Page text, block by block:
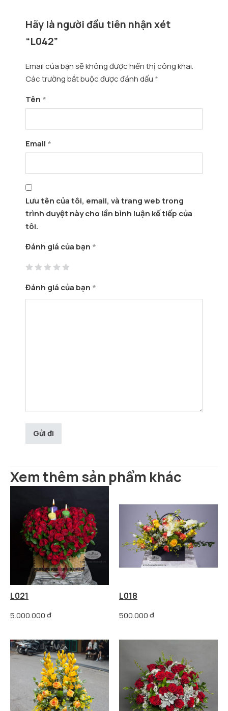
Hãy là người đầu tiên nhận xét
“L042”
Email của bạn sẽ không được hiển thị công khai.
Các trường bắt buộc được đánh dấu *
Tên *
Email *
Lưu tên của tôi, email, và trang web trong
trình duyệt này cho lần bình luận kế tiếp của
tôi.
Đánh giá của bạn *
Đánh giá của bạn *
Xem thêm sản phẩm khác
L021
5.000.000₫
L018
500.000₫